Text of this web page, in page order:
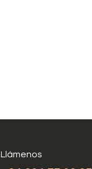
Llámenos